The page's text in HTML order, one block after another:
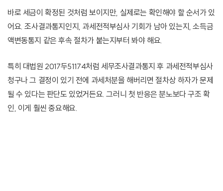
바로 세금이 확정된 것처럼 보이지만, 실제로는 확인해야 할 순서가 있
어요. 조사결과통지인지, 과세전적부심사 기회가 남아 있는지, 소득금
액변동통지 같은 후속 절차가 붙는지부터 봐야 해요.
특히 대법원 2017두51174처럼 세무조사결과통지 후 과세전적부심사
청구나 그 결정이 있기 전에 과세처분을 해버리면 절차상 하자가 문제
될 수 있다는 판단도 있었거든요. 그러니 첫 반응은 분노보다 구조 확
인, 이게 훨씬 중요해요.